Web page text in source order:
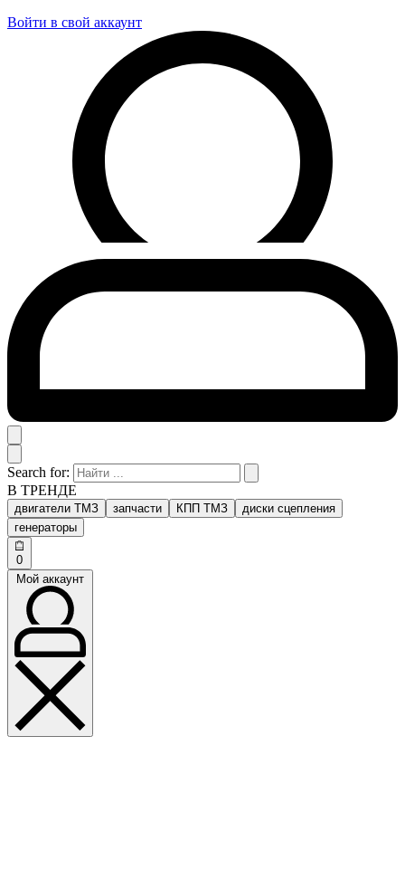
Войти в свой аккаунт
Search for:
В ТРЕНДЕ
двигатели ТМЗ запчасти КПП ТМЗ
диски сцепления
генераторы
0
Мой аккаунт